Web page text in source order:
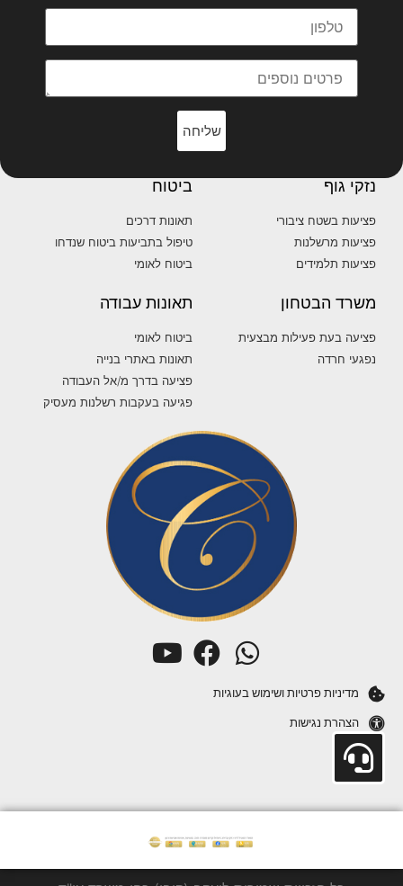
שליחה
נזקי גוף
פציעות בשטח ציבורי
פציעות מרשלנות
פציעות תלמידים
ביטוח
תאונות דרכים
טיפול בתביעות ביטוח שנדחו
ביטוח לאומי
משרד הבטחון
פציעה בעת פעילות מבצעית
נפגעי חרדה
תאונות עבודה
ביטוח לאומי
תאונות באתרי בנייה
פציעה בדרך מ/אל העבודה
פגיעה בעקבות רשלנות מעסיק
מדיניות פרטיות ושימוש בעוגיות
הצהרת נגישות